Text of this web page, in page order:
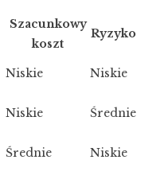
Szacunkowy
koszt
Ryzyko
Niskie Niskie
Niskie Średnie
Średnie Niskie